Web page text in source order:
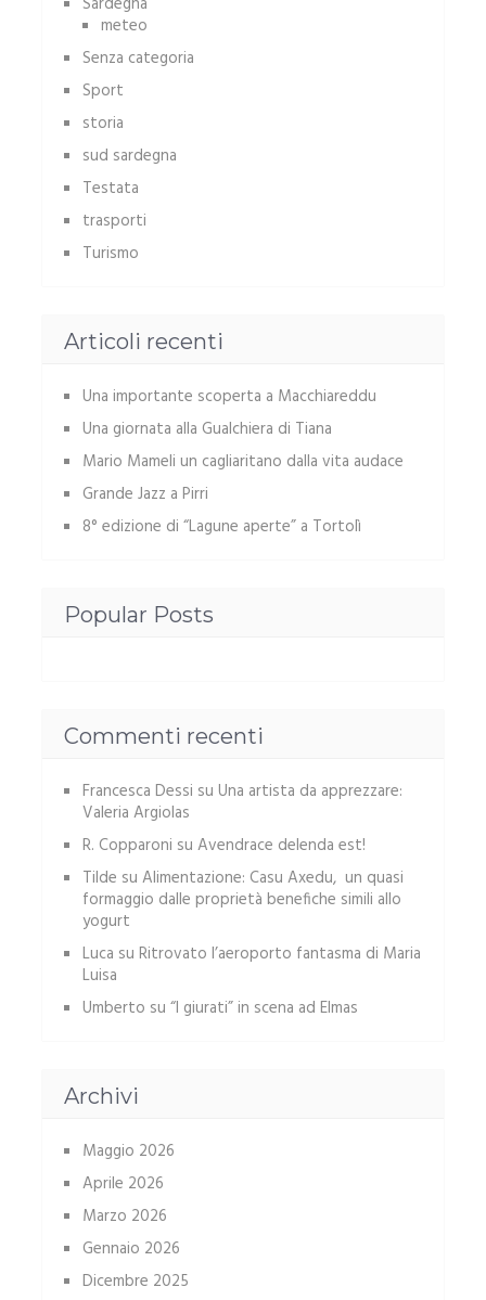
meteo
Senza categoria
Sport
storia
sud sardegna
Testata
trasporti
Turismo
Articoli recenti
Una importante scoperta a Macchiareddu
Una giornata alla Gualchiera di Tiana
Mario Mameli un cagliaritano dalla vita audace
Grande Jazz a Pirri
8° edizione di “Lagune aperte” a Tortolì
Popular Posts
Commenti recenti
Francesca Dessi su Una artista da apprezzare:
Valeria Argiolas
R. Copparoni su Avendrace delenda est!
Tilde su Alimentazione: Casu Axedu, un quasi
formaggio dalle proprietà benefiche simili allo
yogurt
Luca su Ritrovato l’aeroporto fantasma di Maria
Luisa
Umberto su “I giurati” in scena ad Elmas
Archivi
Maggio 2026
Aprile 2026
Marzo 2026
Gennaio 2026
Dicembre 2025